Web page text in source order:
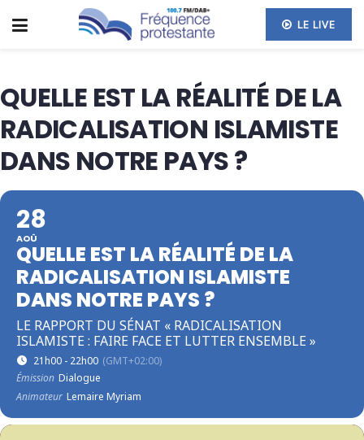
LE LIVE
QUELLE EST LA RÉALITÉ DE LA
RADICALISATION ISLAMISTE
DANS NOTRE PAYS ?
28
AOÛ
QUELLE EST LA RÉALITÉ DE LA
RADICALISATION ISLAMISTE
DANS NOTRE PAYS ?
LE RAPPORT DU SÉNAT « RADICALISATION
ISLAMISTE : FAIRE FACE ET LUTTER ENSEMBLE »
21h00 - 22h00 (GMT+02:00)
Émission Dialogue
Animateur Lemaire Myriam